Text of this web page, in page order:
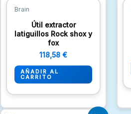
Brain
Útil extractor
latiguillos Rock shox y
fox
118,58 €
AÑADIR AL
CARRITO